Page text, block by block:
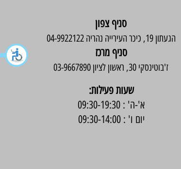
סניף צפון
הגעתון 19, כיכר העירייה נהריה 04-9922122
סניף מרכז
ז'בוטינסקי 30, ראשון לציון 03-9667890
:שעות פעילות
א'-ה' : 09:30-19:30
יום ו' : 09:30-14:00